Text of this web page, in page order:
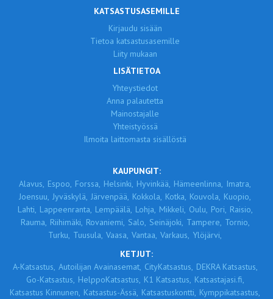
KATSASTUSASEMILLE
Kirjaudu sisään
Tietoa katsastusasemille
Liity mukaan
LISÄTIETOA
Yhteystiedot
Anna palautetta
Mainostajalle
Yhteistyössä
Ilmoita laittomasta sisällöstä
KAUPUNGIT:
Alavus, Espoo, Forssa, Helsinki, Hyvinkää, Hämeenlinna, Imatra,
Joensuu, Jyväskylä, Järvenpää, Kokkola, Kotka, Kouvola, Kuopio,
Lahti, Lappeenranta, Lempäälä, Lohja, Mikkeli, Oulu, Pori, Raisio,
Rauma, Riihimäki, Rovaniemi, Salo, Seinäjoki, Tampere, Tornio,
Turku, Tuusula, Vaasa, Vantaa, Varkaus, Ylöjärvi,
KETJUT:
A-Katsastus, Autoilijan Avainasemat, CityKatsastus, DEKRA Katsastus,
Go-Katsastus, HelppoKatsastus, K1 Katsastus, Katsastajasi.fi,
Katsastus Kinnunen, Katsastus-Ässä, Katsastuskontti, Kymppikatsastus,